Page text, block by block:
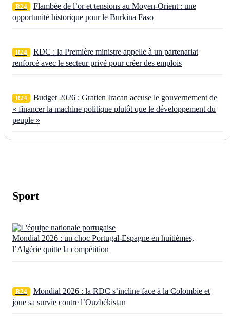
R24
Flambée de l’or et tensions au Moyen-Orient : une
opportunité historique pour le Burkina Faso
R24
RDC : la Première ministre appelle à un partenariat
renforcé avec le secteur privé pour créer des emplois
R24
Budget 2026 : Gratien Iracan accuse le gouvernement de
« financer la machine politique plutôt que le développement du
peuple »
Sport
Mondial 2026 : un choc Portugal-Espagne en huitièmes,
l’Algérie quitte la compétition
R24
Mondial 2026 : la RDC s’incline face à la Colombie et
joue sa survie contre l’Ouzbékistan